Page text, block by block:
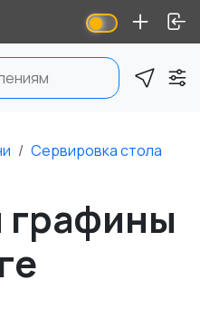
Сервировка стола
графины